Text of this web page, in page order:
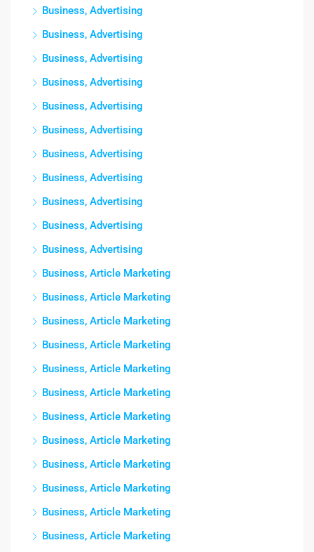
Business, Advertising
Business, Advertising
Business, Advertising
Business, Advertising
Business, Advertising
Business, Advertising
Business, Advertising
Business, Advertising
Business, Advertising
Business, Advertising
Business, Advertising
Business, Article Marketing
Business, Article Marketing
Business, Article Marketing
Business, Article Marketing
Business, Article Marketing
Business, Article Marketing
Business, Article Marketing
Business, Article Marketing
Business, Article Marketing
Business, Article Marketing
Business, Article Marketing
Business, Article Marketing